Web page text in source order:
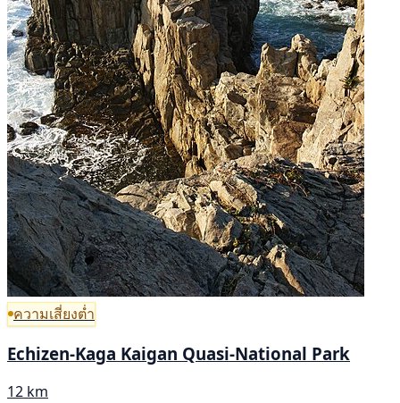
ความเสี่ยงต่ำ
Echizen-Kaga Kaigan Quasi-National Park
12 km